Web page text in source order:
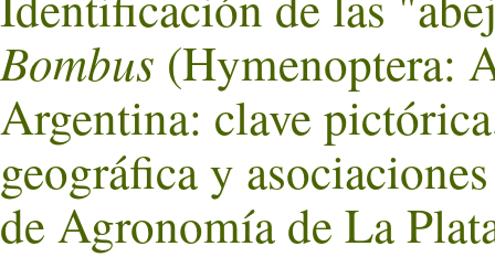
Bombus (Hymenoptera:
Argentina: clave
geográfica y
de Agronomía de La